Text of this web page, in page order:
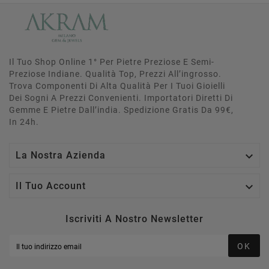
Il Tuo Shop Online 1° Per Pietre Preziose E Semi-
Preziose Indiane. Qualità Top, Prezzi All’ingrosso.
Trova Componenti Di Alta Qualità Per I Tuoi Gioielli
Dei Sogni A Prezzi Convenienti. Importatori Diretti Di
Gemme E Pietre Dall’india. Spedizione Gratis Da 99€,
In 24h.
La Nostra Azienda 
Il Tuo Account 
Iscriviti A Nostro Newsletter
OK